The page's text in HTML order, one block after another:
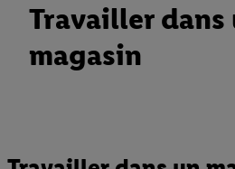
Travailler dans
magasin